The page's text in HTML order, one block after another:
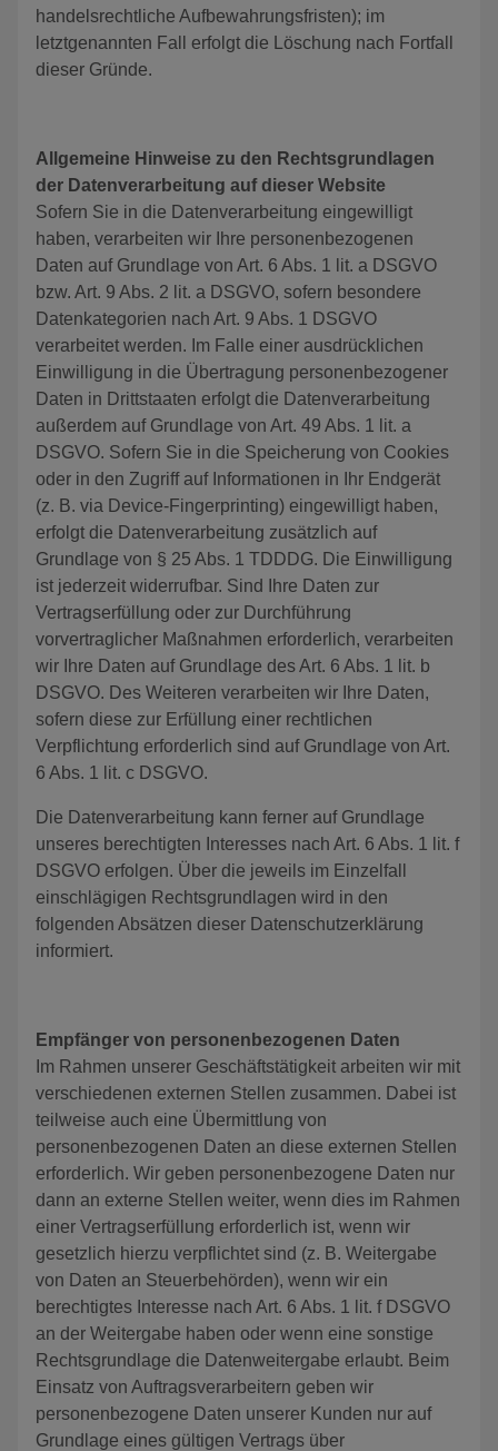
handelsrechtliche Aufbewahrungsfristen); im
letztgenannten Fall erfolgt die Löschung nach Fortfall
dieser Gründe.
Allgemeine Hinweise zu den Rechtsgrundlagen
der Datenverarbeitung auf dieser Website
Sofern Sie in die Datenverarbeitung eingewilligt
haben, verarbeiten wir Ihre personenbezogenen
Daten auf Grundlage von Art. 6 Abs. 1 lit. a DSGVO
bzw. Art. 9 Abs. 2 lit. a DSGVO, sofern besondere
Datenkategorien nach Art. 9 Abs. 1 DSGVO
verarbeitet werden. Im Falle einer ausdrücklichen
Einwilligung in die Übertragung personenbezogener
Daten in Drittstaaten erfolgt die Datenverarbeitung
außerdem auf Grundlage von Art. 49 Abs. 1 lit. a
DSGVO. Sofern Sie in die Speicherung von Cookies
oder in den Zugriff auf Informationen in Ihr Endgerät
(z. B. via Device-Fingerprinting) eingewilligt haben,
erfolgt die Datenverarbeitung zusätzlich auf
Grundlage von § 25 Abs. 1 TDDDG. Die Einwilligung
ist jederzeit widerrufbar. Sind Ihre Daten zur
Vertragserfüllung oder zur Durchführung
vorvertraglicher Maßnahmen erforderlich, verarbeiten
wir Ihre Daten auf Grundlage des Art. 6 Abs. 1 lit. b
DSGVO. Des Weiteren verarbeiten wir Ihre Daten,
sofern diese zur Erfüllung einer rechtlichen
Verpflichtung erforderlich sind auf Grundlage von Art.
6 Abs. 1 lit. c DSGVO.
Die Datenverarbeitung kann ferner auf Grundlage
unseres berechtigten Interesses nach Art. 6 Abs. 1 lit. f
DSGVO erfolgen. Über die jeweils im Einzelfall
einschlägigen Rechtsgrundlagen wird in den
folgenden Absätzen dieser Datenschutzerklärung
informiert.
Empfänger von personenbezogenen Daten
Im Rahmen unserer Geschäftstätigkeit arbeiten wir mit
verschiedenen externen Stellen zusammen. Dabei ist
teilweise auch eine Übermittlung von
personenbezogenen Daten an diese externen Stellen
erforderlich. Wir geben personenbezogene Daten nur
dann an externe Stellen weiter, wenn dies im Rahmen
einer Vertragserfüllung erforderlich ist, wenn wir
gesetzlich hierzu verpflichtet sind (z. B. Weitergabe
von Daten an Steuerbehörden), wenn wir ein
berechtigtes Interesse nach Art. 6 Abs. 1 lit. f DSGVO
an der Weitergabe haben oder wenn eine sonstige
Rechtsgrundlage die Datenweitergabe erlaubt. Beim
Einsatz von Auftragsverarbeitern geben wir
personenbezogene Daten unserer Kunden nur auf
Grundlage eines gültigen Vertrags über